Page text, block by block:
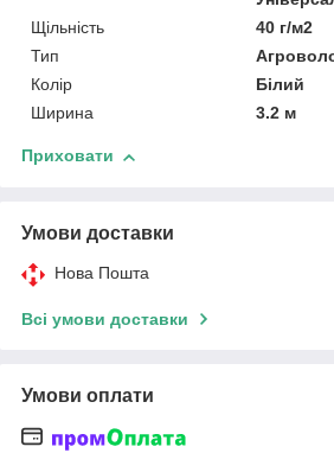
Щільність
40 г/м2
Тип
Колір
Білий
Ширина
3.2 м
Приховати
Умови доставки
Нова Пошта
Всі умови доставки
Умови оплати